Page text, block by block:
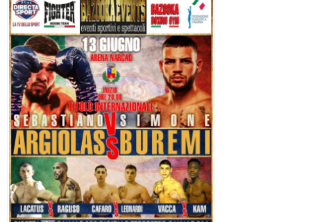
ATLETI
EVENTI
AFFILIAZIONE E TESSERAMENTO
CARTE FEDERALI